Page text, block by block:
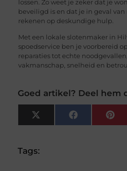
lossen. Zo weet je zeker dat je
beveiligd is en dat je in geval
rekenen op deskundige hulp.
Met een lokale slotenmaker in
spoedservice ben je voorbereid
reparaties tot echte
vakmanschap, snelheid en
Goed artikel? Deel hem
X
(Twitter)
Facebook
Tags: